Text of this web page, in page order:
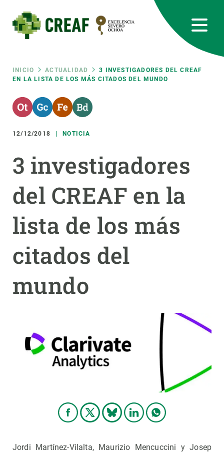
contenido
principal
Ruta
de
navegación
INICIO ACTUALIDAD
3 INVESTIGADORES DEL CREAF
EN LA LISTA DE LOS MÁS CITADOS DEL MUNDO
12/12/2018 NOTICIA
3 investigadores
del CREAF en la
lista de los más
citados del
mundo
Jordi Martínez-Vilalta, Maurizio Mencuccini y Josep
RRSS
Featured
responsive
INTRANET
Responsive
menu
INVESTIGACIÓN
CIENCIA EN ACCIÓN
ÚNETE A NOSOTROS
PARTICIPA